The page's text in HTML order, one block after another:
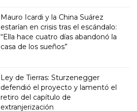
Mauro Icardi y la China Suárez
estarían en crisis tras el escándalo:
“Ella hace cuatro días abandonó la
casa de los sueños”
Ley de Tierras: Sturzenegger
defendió el proyecto y lamentó el
retiro del capítulo de
extranjerización